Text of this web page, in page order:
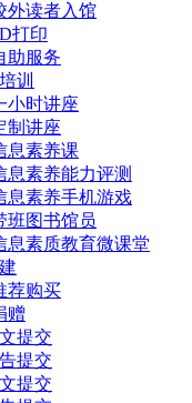
外读者入馆
打印
助服务
训
小时讲座
制讲座
息素养课
息素养能力评测
息素养手机游戏
班图书馆员
息素质教育微课堂
荐购买
赠
提交
提交
提交